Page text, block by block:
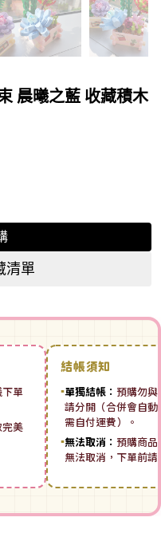
晨曦之藍 收藏積木
清單
下單
完美
結帳須知
▪單獨結帳： 預購勿與
請分開（合併會自
需自付運費）。
▪無法取消： 預購商品
無法取消，下單前